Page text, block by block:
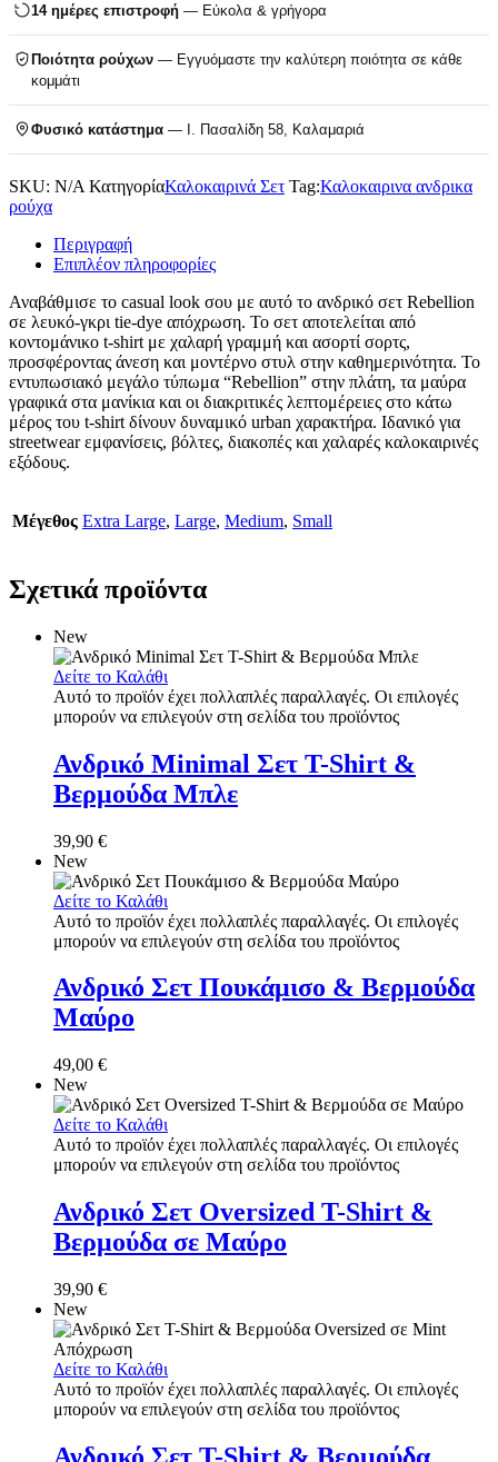
14 ημέρες επιστροφή — Εύκολα & γρήγορα
Ποιότητα ρούχων — Εγγυόμαστε την καλύτερη ποιότητα σε κάθε
κομμάτι
Φυσικό κατάστημα — Ι. Πασαλίδη 58, Καλαμαριά
SKU: N/A ΚατηγορίαΚαλοκαιρινά Σετ Tag:Καλοκαιρινα ανδρικα
ρούχα
Περιγραφή
Επιπλέον πληροφορίες
Αναβάθμισε το casual look σου με αυτό το ανδρικό σετ Rebellion
σε λευκό-γκρι tie-dye απόχρωση. Το σετ αποτελείται από
κοντομάνικο t-shirt με χαλαρή γραμμή και ασορτί σορτς,
προσφέροντας άνεση και μοντέρνο στυλ στην καθημερινότητα. Το
εντυπωσιακό μεγάλο τύπωμα “Rebellion” στην πλάτη, τα μαύρα
γραφικά στα μανίκια και οι διακριτικές λεπτομέρειες στο κάτω
μέρος του t-shirt δίνουν δυναμικό urban χαρακτήρα. Ιδανικό για
streetwear εμφανίσεις, βόλτες, διακοπές και χαλαρές καλοκαιρινές
εξόδους.
Μέγεθος Extra Large, Large, Medium, Small
Σχετικά προϊόντα
New
Δείτε το Καλάθι
Αυτό το προϊόν έχει πολλαπλές παραλλαγές. Οι επιλογές
μπορούν να επιλεγούν στη σελίδα του προϊόντος
Ανδρικό Minimal Σετ T-Shirt &
Βερμούδα Μπλε
39,90 €
New
Δείτε το Καλάθι
Αυτό το προϊόν έχει πολλαπλές παραλλαγές. Οι επιλογές
μπορούν να επιλεγούν στη σελίδα του προϊόντος
Ανδρικό Σετ Πουκάμισο & Βερμούδα
Μαύρο
49,00 €
New
Δείτε το Καλάθι
Αυτό το προϊόν έχει πολλαπλές παραλλαγές. Οι επιλογές
μπορούν να επιλεγούν στη σελίδα του προϊόντος
Ανδρικό Σετ Oversized T-Shirt &
Βερμούδα σε Μαύρο
39,90 €
New
Δείτε το Καλάθι
Αυτό το προϊόν έχει πολλαπλές παραλλαγές. Οι επιλογές
μπορούν να επιλεγούν στη σελίδα του προϊόντος